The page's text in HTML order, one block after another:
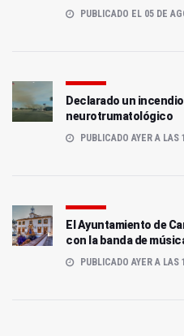
PUBLICADO EL 05 DE
Declarado un
neurotrumatológico
PUBLICADO AYER A LAS
El Ayuntamiento de
con la banda de
PUBLICADO AYER A LAS